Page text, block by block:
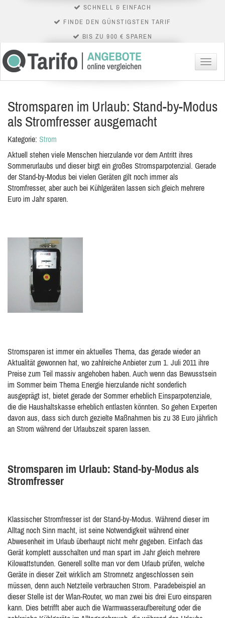
SCHNELL & EINFACH
FINDE DEN GÜNSTIGSTEN TARIF
BIS ZU 900 € SPAREN
Menü
Stromsparen im Urlaub: Stand-by-Modus
als Stromfresser ausgemacht
Kategorie: Strom
Aktuell stehen viele Menschen hierzulande vor dem Antritt ihres
Sommerurlaubs und dieser birgt ein großes Stromsparpotenzial. Gerade
der Stand-by-Modus bei vielen Geräten gilt noch immer als
Stromfresser, aber auch bei Kühlgeräten lassen sich gleich mehrere
Euro im Jahr sparen.
Stromsparen ist immer ein aktuelles Thema, das gerade wieder an
Aktualität gewonnen hat, wo zahlreiche Anbieter zum 1. Juli 2011 ihre
Preise zum Teil massiv angehoben haben. Auch wenn das Bewusstsein
im Sommer beim Thema Energie hierzulande nicht sonderlich
ausgeprägt ist, bietet gerade der Sommer erheblich Einsparpotenziale,
die die Haushaltskasse erheblich entlasten könnten. So gehen Experten
davon aus, dass sich durch gezielte Maßnahmen bis zu 38 Euro jährlich
an Strom während der Urlaubszeit sparen lassen.
Stromsparen im Urlaub: Stand-by-Modus als
Stromfresser
Klassischer Stromfresser ist der Stand-by-Modus. Während dieser im
Alltag noch Sinn macht, ist seine Notwendigkeit während einer
Abwesenheit im Urlaub überhaupt nicht mehr gegeben. Einfach das
Gerät komplett ausschalten und man spart im Jahr gleich mehrere
Kilowattstunden. Generell sollte man vor dem Urlaub prüfen, welche
Geräte in dieser Zeit wirklich am Stromnetz angeschlossen sein
müssen, denn auch Netzteile verbrauchen Strom. Paradebeispiel an
dieser Stelle ist der Wlan-Router, wo man zwei bis drei Euro einsparen
kann. Dies betrifft aber auch die Warmwasseraufbereitung oder die